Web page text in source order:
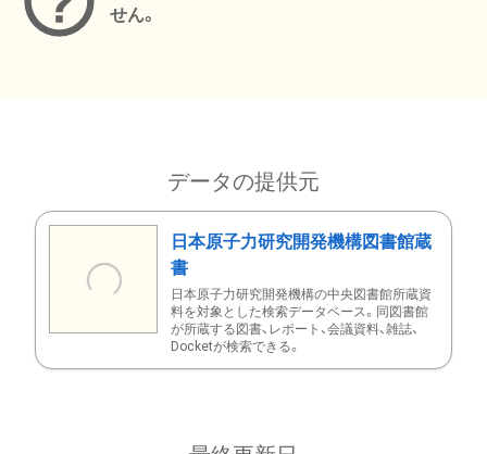
せん。
データの提供元
日本原子力研究開発機構図書館蔵
書
日本原子力研究開発機構の中央図書館所蔵資
料を対象とした検索データベース。同図書館
が所蔵する図書、レポート、会議資料、雑誌、
Docketが検索できる。